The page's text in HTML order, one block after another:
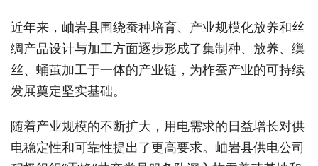
近年来，岫岩县围绕蚕种培育、产业规模化放养和丝
绸产品设计与加工方面逐步形成了集制种、放养、缫
丝、蛹茧加工于一体的产业链，为柞蚕产业的可持续
发展奠定坚实基础。
随着产业规模的不断扩大，用电需求的日益增长对供
电稳定性和可靠性提出了更高要求。岫岩县供电公司